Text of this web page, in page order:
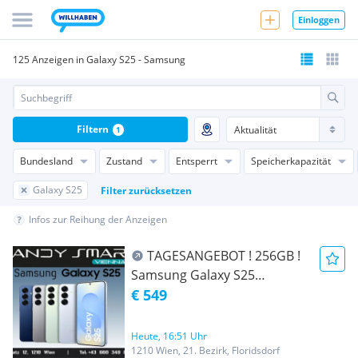
Einloggen
125 Anzeigen in Galaxy S25 - Samsung
Bundesland Zustand Entsperrt Speicherkapazität
Galaxy S25 Filter zurücksetzen
Filtern 1
Infos zur Reihung der Anzeigen
TAGESANGEBOT ! 256GB !
Samsung Galaxy S25
S931B/DS 256GB in Allen
Versiegelt/ Werksoffen, Frei
Für Alle Simkarten/ Mit 24
€ 549
Heute, 16:51 Uhr
1210 Wien, 21. Bezirk, Floridsdorf